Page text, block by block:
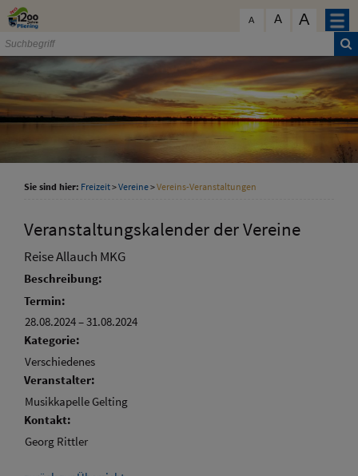
Zum Inhalt
A A A
Sie sind hier: Freizeit>Vereine>Vereins-Veranstaltungen
Veranstaltungskalender der Vereine
Reise Allauch MKG
Beschreibung:
Termin:
28.08.2024–31.08.2024
Kategorie:
Verschiedenes
Veranstalter:
Musikkapelle Gelting
Kontakt:
Georg Rittler
schließen